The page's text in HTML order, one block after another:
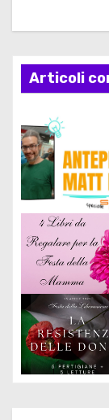
z
i
o
n
e
a
t
i
c
Articoli